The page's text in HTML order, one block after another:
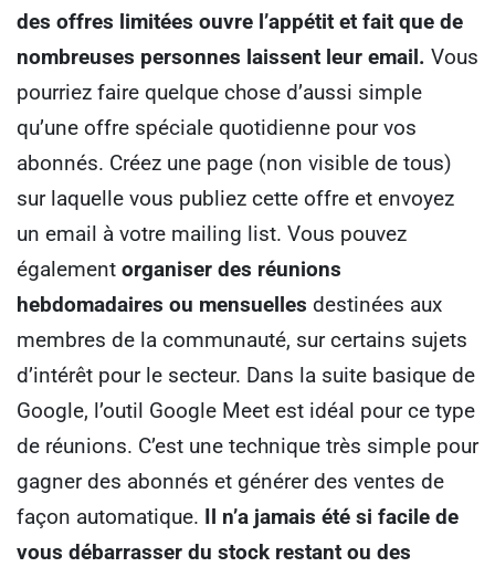
des offres limitées ouvre l’appétit et fait que de
nombreuses personnes laissent leur email. Vous
pourriez faire quelque chose d’aussi simple
qu’une offre spéciale quotidienne pour vos
abonnés. Créez une page (non visible de tous)
sur laquelle vous publiez cette offre et envoyez
un email à votre mailing list. Vous pouvez
également organiser des réunions
hebdomadaires ou mensuelles destinées aux
membres de la communauté, sur certains sujets
d’intérêt pour le secteur. Dans la suite basique de
Google, l’outil Google Meet est idéal pour ce type
de réunions. C’est une technique très simple pour
gagner des abonnés et générer des ventes de
façon automatique. Il n’a jamais été si facile de
vous débarrasser du stock restant ou des